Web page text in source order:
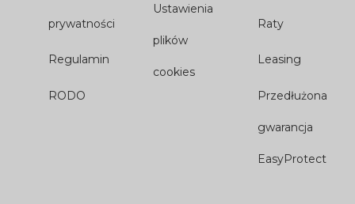
prywatności
Regulamin
RODO
Ustawienia
plików
cookies
Raty
Leasing
Przedłużona
gwarancja
EasyProtect